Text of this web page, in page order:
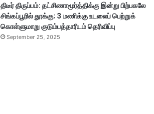
திடீர் திருப்பம்: தட்சிணாமூர்த்திக்கு இன்று பிற்பகலே
சிங்கப்பூரில் தூக்கு; 3 மணிக்கு உடலைப் பெற்றுக்
கொள்ளுமாறு குடும்பத்தாரிடம் தெரிவிப்பு
September 25, 2025